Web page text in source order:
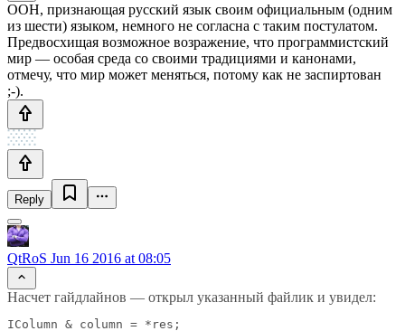
ООН, признающая русский язык своим официальным (одним
из шести) языком, немного не согласна с таким постулатом.
Предвосхищая возможное возражение, что программистский
мир — особая среда со своими традициями и канонами,
отмечу, что мир может меняться, потому как не заспиртован
;-).
Reply
QtRoS Jun 16 2016 at 08:05
Насчет гайдлайнов — открыл указанный файлик и увидел: